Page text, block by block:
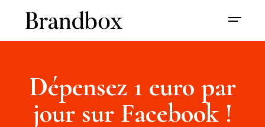
Dépensez 1 euro par
jour sur Facebook !